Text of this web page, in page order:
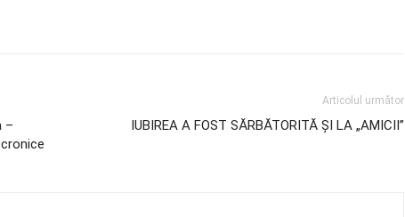
–
Articolul următor
IUBIREA A FOST SĂRBĂTORITĂ ŞI LA „AMICII”